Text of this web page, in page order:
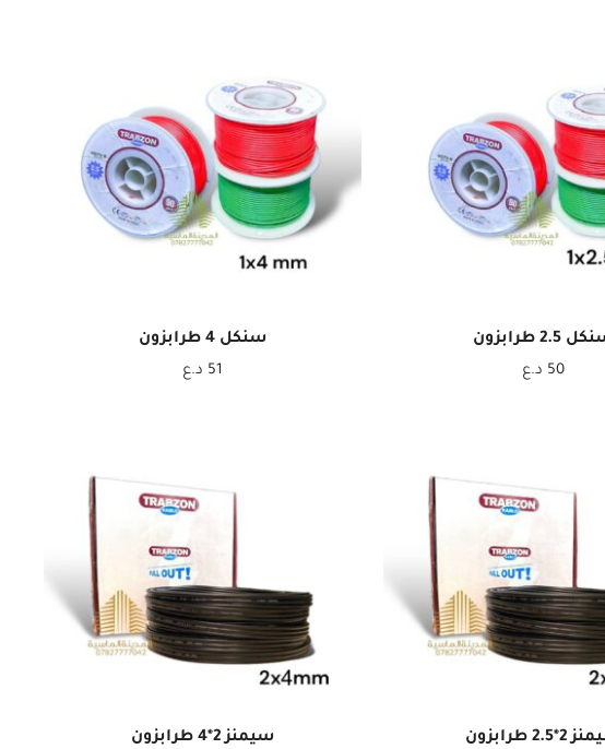
2.5 طرابزون
50 د.ع
سنكل 4 طرابزون
51 د.ع
طرابزون سيمنز 2*4 طرابزون